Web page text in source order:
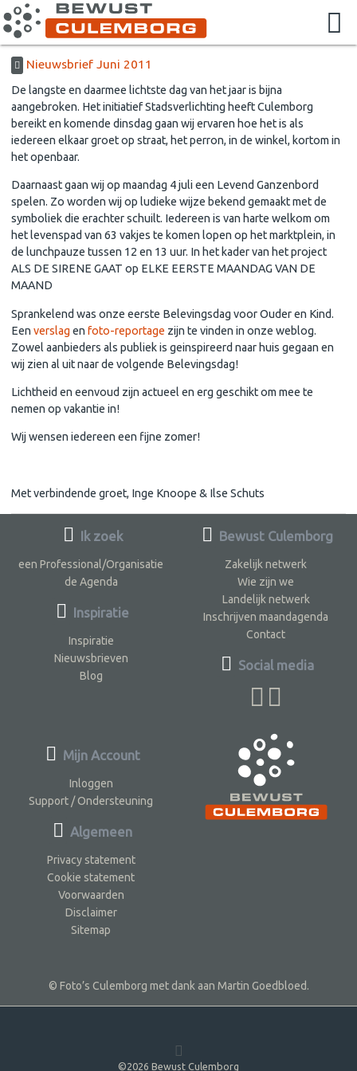
Nieuwsbrief Juni 2011
De langste en daarmee lichtste dag van het jaar is bijna
aangebroken. Het initiatief Stadsverlichting heeft Culemborg
bereikt en komende dinsdag gaan wij ervaren hoe het is als
iedereen elkaar groet op straat, het perron, in de winkel, kortom in
het openbaar.
Daarnaast gaan wij op maandag 4 juli een Levend Ganzenbord
spelen. Zo worden wij op ludieke wijze bekend gemaakt met de
symboliek die erachter schuilt. Iedereen is van harte welkom om
het levenspad van 63 vakjes te komen lopen op het marktplein, in
de lunchpauze tussen 12 en 13 uur. In het kader van het project
ALS DE SIRENE GAAT op ELKE EERSTE MAANDAG VAN DE
MAAND
Sprankelend was onze eerste Belevingsdag voor Ouder en Kind.
Een verslag en foto-reportage zijn te vinden in onze weblog.
Zowel aanbieders als publiek is geinspireerd naar huis gegaan en
wij zien al uit naar de volgende Belevingsdag!
Lichtheid en eenvoud zijn actueel en erg geschikt om mee te
nemen op vakantie in!
Wij wensen iedereen een fijne zomer!
Met verbindende groet, Inge Knoope & Ilse Schuts
Ik zoek
een Professional/Organisatie
de Agenda
Inspiratie
Inspiratie
Nieuwsbrieven
Blog
Bewust Culemborg
Zakelijk netwerk
Wie zijn we
Landelijk netwerk
Inschrijven maandagenda
Contact
Social media
Mijn Account
Inloggen
Support / Ondersteuning
Algemeen
Privacy statement
Cookie statement
Voorwaarden
Disclaimer
Sitemap
© Foto’s Culemborg met dank aan Martin Goedbloed.
©2026 Bewust Culemborg